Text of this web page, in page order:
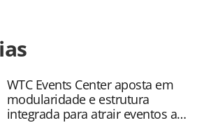
mercado/operadoras/2018/
para-india-e-
as ferramentas oferecidas na
produzido pela PANROTAS
legislação brasileira sobre direito
o conteúdo sem autorização da
WTC Events Center aposta em
modularidade e estrutura
integrada para atrair eventos a